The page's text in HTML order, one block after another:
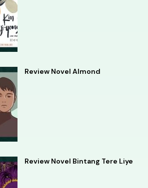
Review Novel Almond
Review Novel Bintang Tere Liye